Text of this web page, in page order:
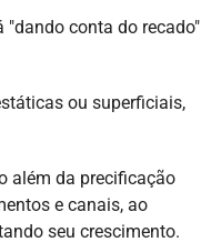
"dando conta do recado"
ou superficiais,
além da precificação
e canais, ao
seu crescimento.